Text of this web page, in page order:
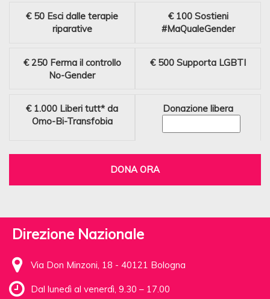
€ 50 Esci dalle terapie
riparative
€ 100 Sostieni
#MaQualeGender
€ 250 Ferma il controllo
No-Gender
€ 500 Supporta LGBTI
€ 1.000 Liberi tutt* da
Omo-Bi-Transfobia
Donazione libera
DONA ORA
Direzione Nazionale
Via Don Minzoni, 18 - 40121 Bologna
Dal lunedì al venerdì, 9.30 – 17.00